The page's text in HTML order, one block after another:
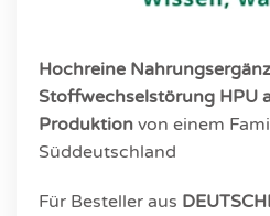
Hochreine
Stoffwechselstörung HPU
Produktion von einem
Süddeutschland
Für Besteller aus